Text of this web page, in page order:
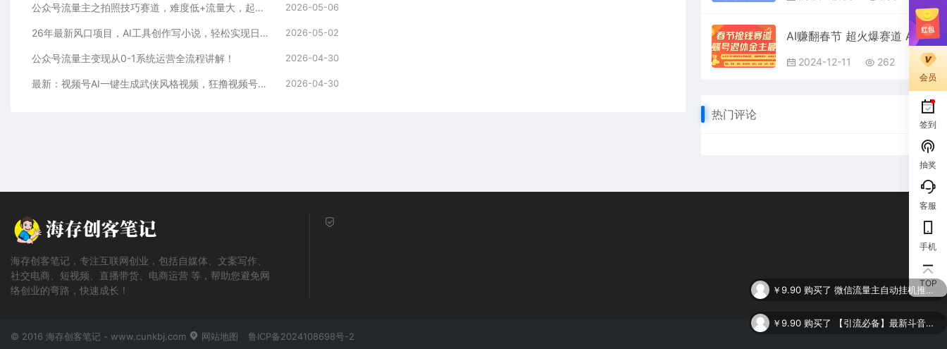
公众号流量主之拍照技巧赛道，难度低+流量大，起号第一篇就爆了10w阅读！ 2026-05-06
26年最新风口项目，AI工具创作写小说，轻松实现日入1000+ 2026-05-02
公众号流量主变现从0-1系统运营全流程讲解！ 2026-04-30
最新：视频号AI一键生成武侠风格视频，狂撸视频号分成收益，学完轻松日入1000+ 2026-04-30
AI赚翻春节 超火爆赛道 AI融合美女和野兽 年前做起来单车变摩托 每日轻松十分钟 月赚米1W+ 抓紧冲！可做视频 可卖素材 可带徒 小白 失业 宝妈 副业都可冲
2024-12-11 262
热门评论
会员
签到
抽奖
客服
手机
TOP
海存创客笔记，专注互联网创业，包括自媒体、文案写作、
社交电商、短视频、直播带货、电商运营 等，帮助您避免网
络创业的弯路，快速成长！
© 2016 海存创客笔记 - www.cunkbj.com 网站地图 鲁ICP备2024108698号-2
微信流量主自动挂机推广，轻松日入900+，简单易上手，做就有收益。